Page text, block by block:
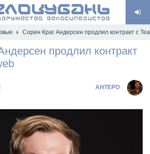
Сорен Краг Андерсен продлил контракт с
продлил контракт
AHTEPO